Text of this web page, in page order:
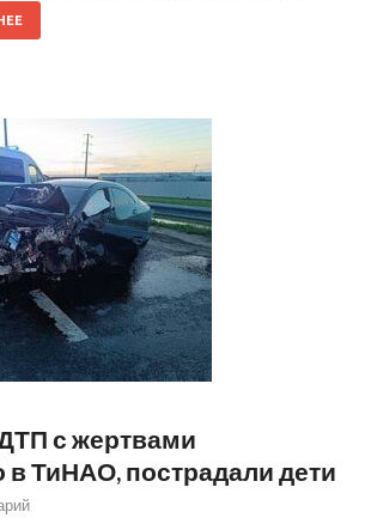
с жертвами
ТиНАО, пострадали дети